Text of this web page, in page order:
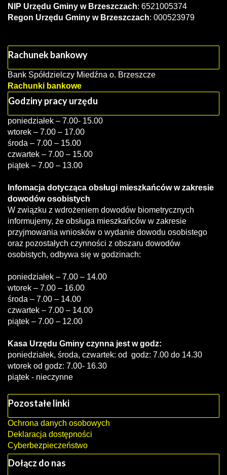
NIP Urzędu Gminy w Brzeszczach: 6521005374
Regon Urzędu Gminy w Brzeszczach: 000523979
Rachunek bankowy
Bank Spółdzielczy Miedźna o. Brzeszcze
Rachunki bankowe
Godziny pracy urzędu
poniedziałek – 7.00- 15.00
wtorek – 7.00 – 17.00
środa – 7.00 – 15.00
czwartek – 7.00 – 15.00
piątek – 7.00 – 13.00
Infomacja dotycząca obsługi mieszkańców w zakresie
dowodów osobistych
W związku z wdrożeniem dowodów biometrycznych
informujemy, że obsługa mieszkańców w zakresie
przyjmowania wniosków o wydanie dowodu osobistego
oraz pozostałych czynności z obszaru dowodów
osobistych, odbywa się w godzinach:
poniedziałek – 7.00 – 14.00
wtorek – 7.00 – 16.00
środa – 7.00 – 14.00
czwartek – 7.00 – 14.00
piątek – 7.00 – 12.00
Kasa Urzędu Gminy czynna jest w godz:
poniedziałek, środa, czwartek: od godz: 7.00 do 14.30
wtorek od godz: 7.00- 16.30
piątek - nieczynne
Pozostałe linki
Ochrona danych osobowych
Deklaracja dostępności
Cyberbezpieczeństwo
Dołącz do nas